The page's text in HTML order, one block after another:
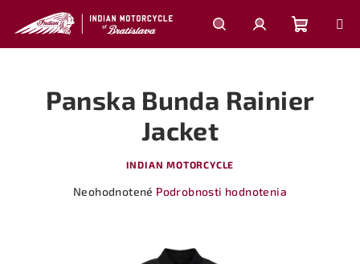
obsah
HľadaťPrihlásenie
košík
Panska Bunda Rainier
Jacket
INDIAN MOTORCYCLE
Priemerné
Neohodnotené Podrobnosti hodnotenia